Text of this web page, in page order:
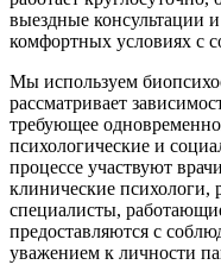
выездные консультации
комфортных условиях с
Мы используем
рассматривает
требующее
психологические и
процессе участвуют
клинические психологи,
специалисты,
предоставляются с
уважением к личности